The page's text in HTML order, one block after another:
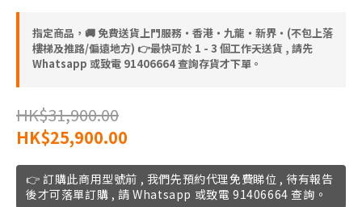
指定商品，🚚 免費送貨上門服務‧香港‧九龍‧新界‧(不包上落
樓梯及推路/偏遠地方) 👉最快可於 1 - 3 個工作天送貨 , 請先
Whatsapp 或致電 91406664 查詢存貨才下單。
HK$31,900.00
HK$25,900.00
👉 訂購此商用型號前 , 我們先預約代理免費睇位 , 待有報告
後才可落單訂購 , 請 Whatsapp 或致電 91406664 查詢。